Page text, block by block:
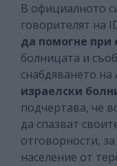
В официалното
говорителят на
да помогне при
болницата и
снабдяването
израелски
подчертава, че
да спазват
отговорности, за
население от